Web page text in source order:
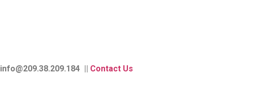
info@209.38.209.184 || Contact Us